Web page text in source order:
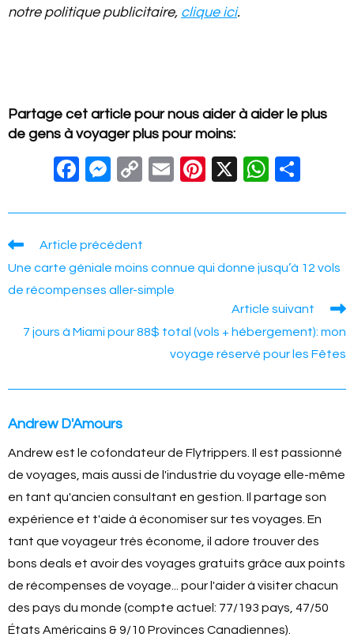
notre politique publicitaire, clique ici.
Partage cet article pour nous aider à aider le plus
de gens à voyager plus pour moins:
F
c
e
b
o
M
ss
e
n
g
C
p
Li
n
k
E
ail
Pi
er
st
X
W
at
A
p
ar
Read
articles
Article précédent
Une carte géniale moins connue qui donne jusqu’à 12 vols
de récompenses aller-simple
Article suivant
7 jours à Miami pour 88$ total (vols + hébergement): mon
voyage réservé pour les Fêtes
Andrew D'Amours
Andrew est le cofondateur de Flytrippers. Il est passionné
de voyages, mais aussi de l'industrie du voyage elle-même
en tant qu'ancien consultant en gestion. Il partage son
expérience et t'aide à économiser sur tes voyages. En
tant que voyageur très économe, il adore trouver des
bons deals et avoir des voyages gratuits grâce aux points
de récompenses de voyage... pour l'aider à visiter chacun
des pays du monde (compte actuel: 77/193 pays, 47/50
États Américains & 9/10 Provinces Canadiennes).